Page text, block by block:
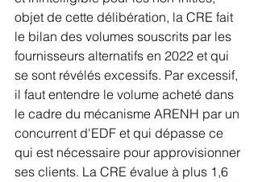
objet de cette délibération, la CRE fait
le bilan des volumes souscrits par les
fournisseurs alternatifs en 2022 et qui
se sont révélés excessifs. Par excessif,
il faut entendre le volume acheté dans
le cadre du mécanisme ARENH par un
concurrent d'EDF et qui dépasse ce
qui est nécessaire pour approvisionner
ses clients. La CRE évalue à plus 1,6